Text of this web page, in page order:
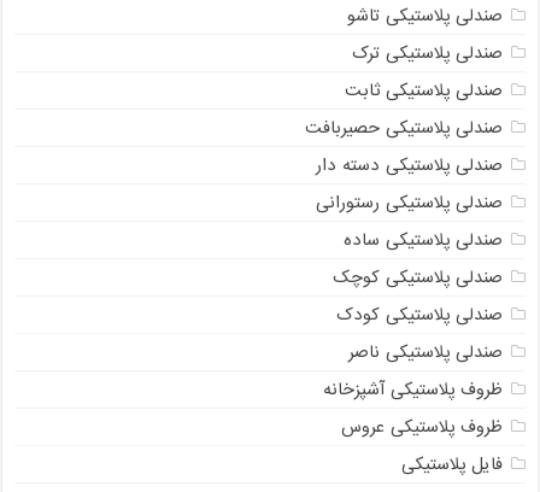
صندلی پلاستیکی تاشو
صندلی پلاستیکی ترک
صندلی پلاستیکی ثابت
صندلی پلاستیکی حصیربافت
صندلی پلاستیکی دسته دار
صندلی پلاستیکی رستورانی
صندلی پلاستیکی ساده
صندلی پلاستیکی کوچک
صندلی پلاستیکی کودک
صندلی پلاستیکی ناصر
ظروف پلاستیکی آشپزخانه
ظروف پلاستیکی عروس
فایل پلاستیکی